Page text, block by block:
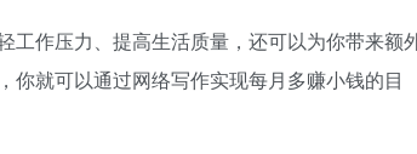
工作压力、提高生活质量，还可以为你带来额
你就可以通过网络写作实现每月多赚小钱的目